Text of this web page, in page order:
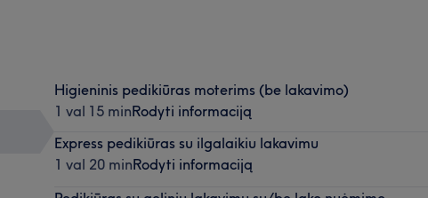
Higieninis pedikiūras moterims (be lakavimo)
1 val 15 minRodyti informaciją
Express pedikiūras su ilgalaikiu lakavimu
1 val 20 minRodyti informaciją